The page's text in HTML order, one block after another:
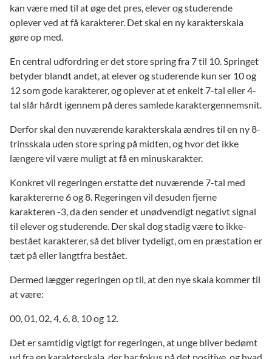
kan være med til at øge det pres, elever og studerende
oplever ved at få karakterer. Det skal en ny karakterskala
gøre op med.
En central udfordring er det store spring fra 7 til 10. Springet
betyder blandt andet, at elever og studerende kun ser 10 og
12 som gode karakterer, og oplever at et enkelt 7-tal eller 4-
tal slår hårdt igennem på deres samlede karaktergennemsnit.
Derfor skal den nuværende karakterskala ændres til en ny 8-
trinsskala uden store spring på midten, og hvor det ikke
længere vil være muligt at få en minuskarakter.
Konkret vil regeringen erstatte det nuværende 7-tal med
karaktererne 6 og 8. Regeringen vil desuden fjerne
karakteren -3, da den sender et unødvendigt negativt signal
til elever og studerende. Der skal dog stadig være to ikke-
bestået karakterer, så det bliver tydeligt, om en præstation er
tæt på eller langtfra bestået.
Dermed lægger regeringen op til, at den nye skala kommer til
at være:
00, 01, 02, 4, 6, 8, 10 og 12.
Det er samtidig vigtigt for regeringen, at unge bliver bedømt